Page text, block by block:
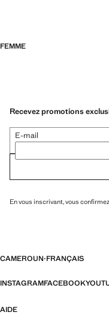
FEMME
Recevez promotions
E-mail
En vous inscrivant, vous
CAMEROUN·FRANÇAIS
INSTAGRAMFACEBOOK
AIDE